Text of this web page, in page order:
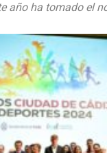
año ha tomado el